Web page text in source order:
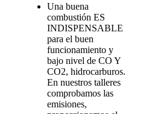
Una buena
combustión ES
INDISPENSABLE
para el buen
funcionamiento y
bajo nivel de CO Y
CO2, hidrocarburos.
En nuestros talleres
comprobamos las
emisiones,